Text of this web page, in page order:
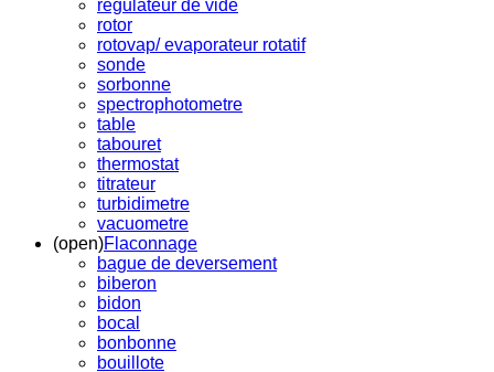
regulateur de vide
rotor
rotovap/ evaporateur rotatif
sonde
sorbonne
spectrophotometre
table
tabouret
thermostat
titrateur
turbidimetre
vacuometre
(open)Flaconnage
bague de deversement
biberon
bidon
bocal
bonbonne
bouillote